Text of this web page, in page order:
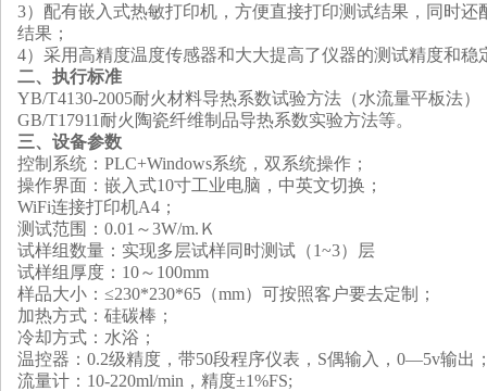
3）配有嵌入式热敏打印机，方便直接打印测试结果，同时
结果 ；
4）采用高精度温度传感器和大大提高了仪器的测试精度和稳
二、执行标准
YB/T4130-2005耐火材料导热系数试验方法（水流量平板法）
GB/T17911耐火陶瓷纤维制品导热系数实验方法等。
三、设备参数
控制系统：PLC+Windows系统，双系统操作；
操作界面： 嵌入式10寸工业电脑，中英文切换；
WiFi连接打印机A4；
测试范围：0.01 ～3W/m.Ｋ
试样组数量： 实现多层试样同时测试（1~3）层
试样组厚度：10～100mm
样品大小： ≤230*230*65 （mm）可按照客户要去定制
；
加热方式：硅碳棒；
冷却方式：水浴；
温控器：0.2级精度，带50段程序仪表，S偶输入，0—5v输出
流量计：10-220ml/min，精度±1%FS;